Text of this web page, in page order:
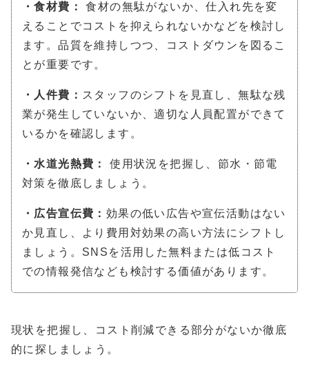
・食材費：
食材の無駄がないか、仕入れ先を変
えることでコストを抑えられないかなどを検討し
ます。品質を維持しつつ、コストダウンを図るこ
とが重要です。
・人件費： スタッフのシフトを見直し、無駄な残
業が発生していないか、適切な人員配置ができて
いるかを確認します。
・水道光熱費：
使用状況を把握し、節水・節電
対策を徹底しましょう。
・広告宣伝費： 効果の低い広告や宣伝活動はない
か見直し、より費用対効果の高い方法にシフトし
ましょう。SNSを活用した無料または低コスト
での情報発信なども検討する価値があります。
現状を把握し、コスト削減できる部分がないか徹底
的に探しましょう。